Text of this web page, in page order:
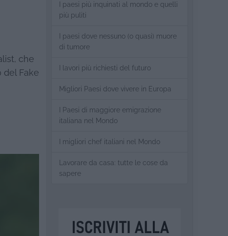
che
del Fake
I paesi più inquinati al mondo e quelli
più puliti
I paesi dove nessuno (o quasi) muore
di tumore
I lavori più richiesti del futuro
Migliori Paesi dove vivere in Europa
I Paesi di maggiore emigrazione
italiana nel Mondo
I migliori chef italiani nel Mondo
Lavorare da casa: tutte le cose da
sapere